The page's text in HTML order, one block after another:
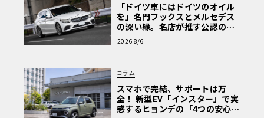
「ドイツ車にはドイツのオイル
を」名門フックスとメルセデス
の深い縁。名店が推す公認の安
心と、Cクラスで味わうシルキー
な走り〈PR〉
2026 8/6
コラム
スマホで完結、サポートは万
全！ 新型EV「インスター」で実
感するヒョンデの「4つの安心」